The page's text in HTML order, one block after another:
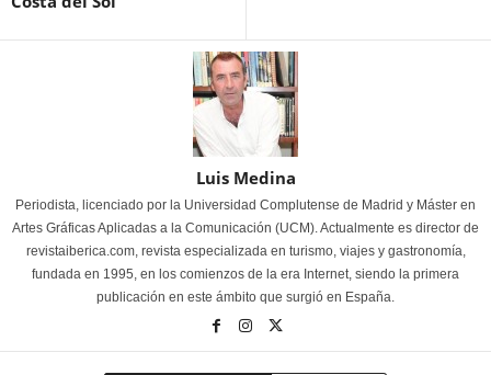
Luis Medina
Periodista, licenciado por la Universidad Complutense de Madrid y Máster en
Artes Gráficas Aplicadas a la Comunicación (UCM). Actualmente es director de
revistaiberica.com, revista especializada en turismo, viajes y gastronomía,
fundada en 1995, en los comienzos de la era Internet, siendo la primera
publicación en este ámbito que surgió en España.